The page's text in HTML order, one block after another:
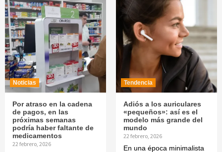
Noticias
Por atraso en la cadena
de pagos, en las
próximas semanas
podría haber faltante de
medicamentos
22 febrero, 2026
Tendencia
Adiós a los auriculares
«pequeños»: así es el
modelo más grande del
mundo
22 febrero, 2026
En una época minimalista